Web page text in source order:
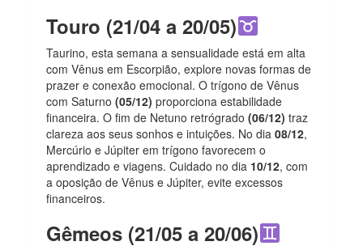
Touro (21/04 a 20/05)
Taurino, esta semana a sensualidade está em alta
com Vênus em Escorpião, explore novas formas de
prazer e conexão emocional. O trígono de Vênus
com Saturno (05/12) proporciona estabilidade
financeira. O fim de Netuno retrógrado(06/12) traz
clareza aos seus sonhos e intuições. No dia08/12,
Mercúrio e Júpiter em trígono favorecem o
aprendizado e viagens. Cuidado no dia 10/12, com
a oposição de Vênus e Júpiter, evite excessos
financeiros.
Gêmeos (21/05 a 20/06)